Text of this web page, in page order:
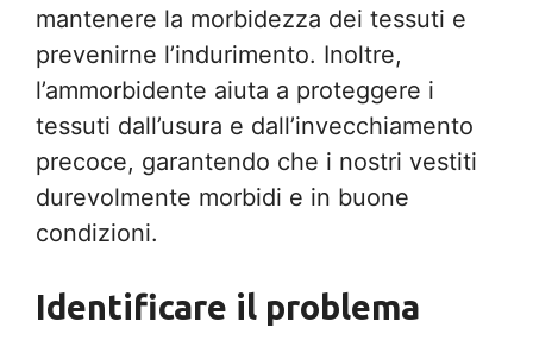
mantenere la morbidezza dei tessuti e
prevenirne l’indurimento. Inoltre,
l’ammorbidente aiuta a proteggere i
tessuti dall’usura e dall’invecchiamento
precoce, garantendo che i nostri vestiti
durevolmente morbidi e in buone
condizioni.
Identificare il problema